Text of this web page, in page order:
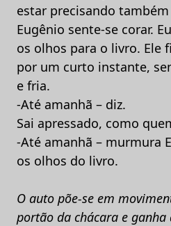
estar precisando
Eugênio sente-se corar.
os olhos para o livro. Ele
por um curto instante,
e fria.
-Até amanhã – diz.
Sai apressado, como
-Até amanhã – murmura
os olhos do livro.
O auto põe-se em
portão da chácara e ganha